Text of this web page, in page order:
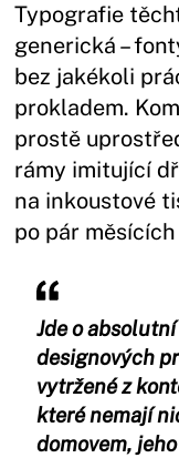
Typografie
generická –
bez jakékoli
prokladem.
prostě
rámy imitující
na inkoustové
po pár
Jde o
designových
vytržené z
které nemají
domovem,